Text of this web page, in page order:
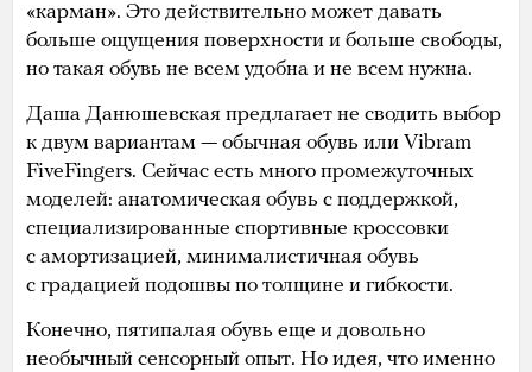
«карман». Это действительно может давать
больше ощущения поверхности и больше свободы,
но такая обувь не всем удобна и не всем нужна.
Даша Данюшевская предлагает не сводить выбор
к двум вариантам — обычная обувь или Vibram
FiveFingers. Сейчас есть много промежуточных
моделей: анатомическая обувь с поддержкой,
специализированные спортивные кроссовки
с амортизацией, минималистичная обувь
с градацией подошвы по толщине и гибкости.
Конечно, пятипалая обувь еще и довольно
необычный сенсорный опыт. Но идея, что именно